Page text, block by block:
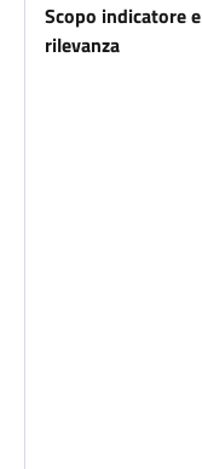
Scopo indicatore e
rilevanza